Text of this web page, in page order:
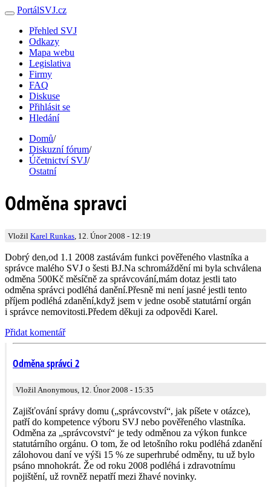
PortálSVJ.cz
Přehled SVJ
Odkazy
Mapa webu
Legislativa
Firmy
FAQ
Diskuse
Přihlásit se
Hledání
Domů/
Diskuzní fórum/
Účetnictví SVJ/
Ostatní
Odměna spravci
Vložil Karel Runkas , 12. Únor 2008 - 12:19
Dobrý den,od 1.1 2008 zastávám funkci pověřeného vlastníka a
správce malého SVJ o šesti BJ.Na schromáždění mi byla schválena
odměna 500Kč měsíčně za správcování,mám dotaz jestli tato
odměna správci podléhá danění.Přesně mi není jasné jestli tento
příjem podléhá zdanění,když jsem v jedne osobě statutární orgán
i správce nemovitosti.Předem děkuji za odpovědi Karel.
Přidat komentář
Odměna správci 2
Vložil Anonymous, 12. Únor 2008 - 15:35
Zajišťování správy domu („správcovství“, jak píšete v otázce),
patří do kompetence výboru SVJ nebo pověřeného vlastníka.
Odměna za „správcovství“ je tedy odměnou za výkon funkce
statutárního orgánu. O tom, že od letošního roku podléhá zdanění
zálohovou daní ve výši 15 % ze superhrubé odměny, tu už bylo
psáno mnohokrát. Že od roku 2008 podléhá i zdravotnímu
pojištění, už rovněž nepatří mezi žhavé novinky.